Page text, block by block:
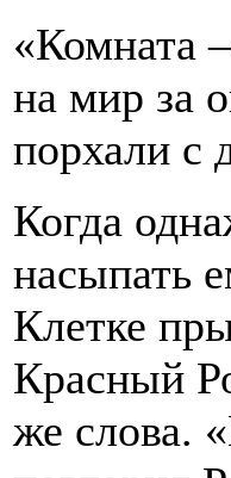
«Комната
на мир за
порхали с
Когда
насыпать
Клетке
Красный
же слова.